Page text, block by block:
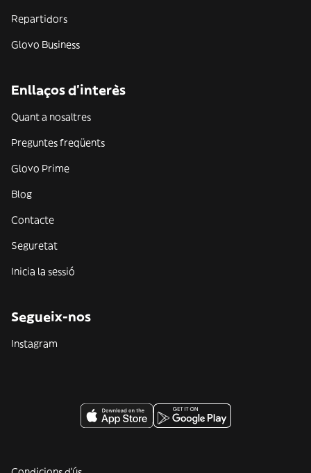
Repartidors
Glovo Business
Enllaços d'interès
Quant a nosaltres
Preguntes freqüents
Glovo Prime
Blog
Contacte
Seguretat
Inicia la sessió
Segueix-nos
Instagram